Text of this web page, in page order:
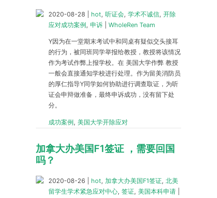
2020-08-28 hot, 听证会, 学术不诚信, 开除
应对成功案例, 申诉 WholeRen Team
Y因为在一堂期末考试中和同桌有疑似交头接耳
的行为，被同班同学举报给教授，教授将该情况
作为考试作弊上报学校。在 美国大学作弊 教授
一般会直接通知学校进行处理。作为留美消防员
的厚仁指导Y同学如何协助进行调查取证，为听
证会申辩做准备，最终申诉成功，没有留下处
分。
成功案例 , 美国大学开除应对
加拿大办美国F1签证 ，需要回国
吗？
2020-08-26 hot, 加拿大办美国F1签证, 北美
留学生学术紧急应对中心, 签证, 美国本科申请